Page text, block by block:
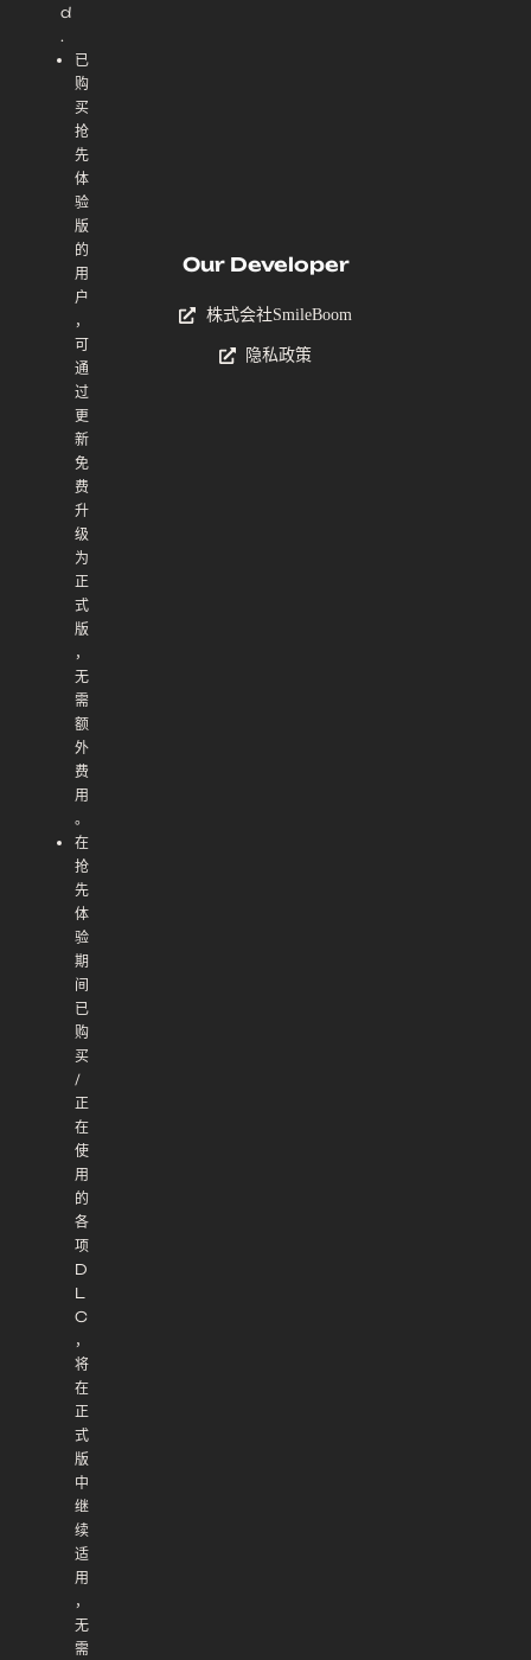
d
.
已
购
买
抢
先
体
验
版
的
用
户
，
可
通
过
更
新
免
费
升
级
为
正
式
版
，
无
需
额
外
费
用
。
在
抢
先
体
验
期
间
已
购
买
/
正
在
使
用
的
各
项
D
L
C
，
将
在
正
式
版
中
继
续
适
用
，
无
需
Our Developer
株式会社SmileBoom
隐私政策